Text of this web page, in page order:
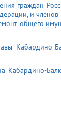
граждан
и членов
общего
Кабардино-